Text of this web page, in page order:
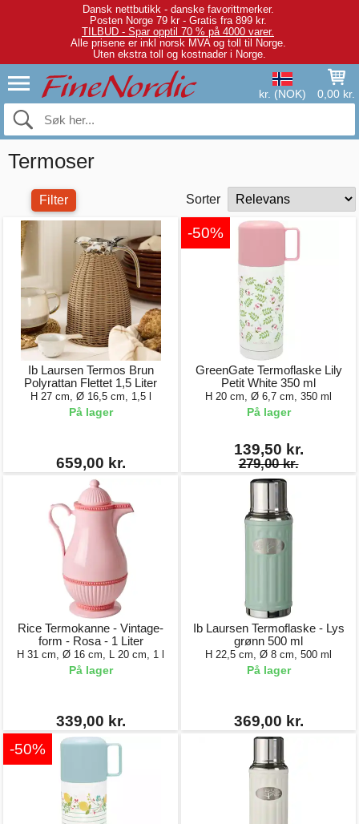
Dansk nettbutikk - danske favorittmerker.
Posten Norge 79 kr - Gratis fra 899 kr.
TILBUD - Spar opptil 70 % på 4000 varer.
Alle prisene er inkl norsk MVA og toll til Norge.
Uten ekstra toll og kostnader i Norge.
kr. (NOK) 0,00 kr.
Termoser
Filter Sorter
Ib Laursen Termos Brun
Polyrattan Flettet 1,5 Liter
H 27 cm, Ø 16,5 cm, 1,5 l
På lager
659,00 kr.
-50%
GreenGate Termoflaske Lily
Petit White 350 ml
H 20 cm, Ø 6,7 cm, 350 ml
På lager
139,50 kr.
279,00 kr.
Rice Termokanne - Vintage-
form - Rosa - 1 Liter
H 31 cm, Ø 16 cm, L 20 cm, 1 l
På lager
339,00 kr.
Ib Laursen Termoflaske - Lys
grønn 500 ml
H 22,5 cm, Ø 8 cm, 500 ml
På lager
369,00 kr.
-50%